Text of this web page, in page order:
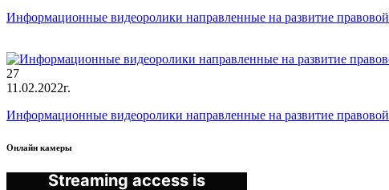
Информационные видеоролики направленные на развитие правовой
27
11.02.2022г.
Информационные видеоролики направленные на развитие правовой
Онлайн камеры